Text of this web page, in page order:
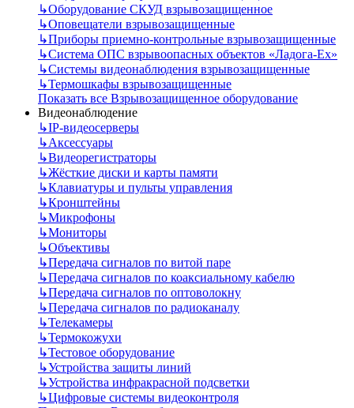
↳Оборудование СКУД взрывозащищенное
↳Оповещатели взрывозащищенные
↳Приборы приемно-контрольные взрывозащищенные
↳Система ОПС взрывоопасных объектов «Ладога-Ex»
↳Системы видеонаблюдения взрывозащищенные
↳Термошкафы взрывозащищенные
Показать все Взрывозащищенное оборудование
Видеонаблюдение
↳IP-видеосерверы
↳Аксессуары
↳Видеорегистраторы
↳Жёсткие диски и карты памяти
↳Клавиатуры и пульты управления
↳Кронштейны
↳Микрофоны
↳Мониторы
↳Объективы
↳Передача сигналов по витой паре
↳Передача сигналов по коаксиальному кабелю
↳Передача сигналов по оптоволокну
↳Передача сигналов по радиоканалу
↳Телекамеры
↳Термокожухи
↳Тестовое оборудование
↳Устройства защиты линий
↳Устройства инфракрасной подсветки
↳Цифровые системы видеоконтроля